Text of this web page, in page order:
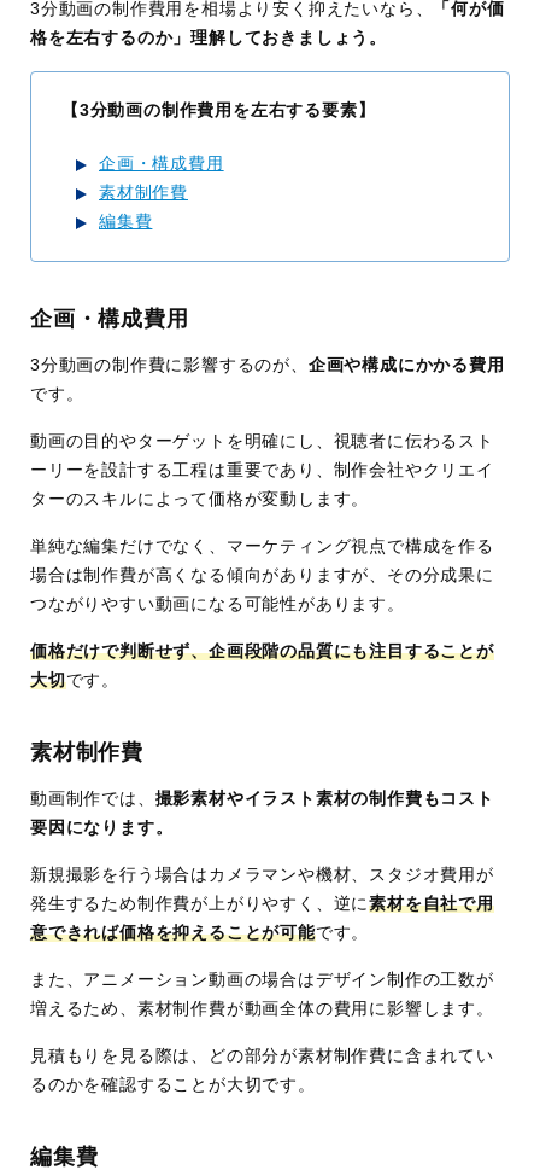
3分動画の制作費用を相場より安く抑えたいなら、
「何が価
格を左右するのか」理解しておきましょう。
【3分動画の制作費用を左右する要素】
企画・構成費用
素材制作費
編集費
企画・構成費用
3分動画の制作費に影響するのが、 企画や構成にかかる費用
です。
動画の目的やターゲットを明確にし、視聴者に伝わるスト
ーリーを設計する工程は重要であり、制作会社やクリエイ
ターのスキルによって価格が変動します。
単純な編集だけでなく、マーケティング視点で構成を作る
場合は制作費が高くなる傾向がありますが、その分成果に
つながりやすい動画になる可能性があります。
価格だけで判断せず、企画段階の品質にも注目することが
大切です。
素材制作費
動画制作では、 撮影素材やイラスト素材の制作費もコスト
要因になります。
新規撮影を行う場合はカメラマンや機材、スタジオ費用が
発生するため制作費が上がりやすく、逆に素材を自社で用
意できれば価格を抑えることが可能です。
また、アニメーション動画の場合はデザイン制作の工数が
増えるため、素材制作費が動画全体の費用に影響します。
見積もりを見る際は、どの部分が素材制作費に含まれてい
るのかを確認することが大切です。
編集費